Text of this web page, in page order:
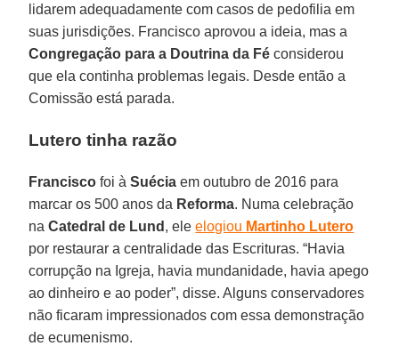
lidarem adequadamente com casos de pedofilia em
suas jurisdições. Francisco aprovou a ideia, mas a
Congregação para a Doutrina da Fé considerou
que ela continha problemas legais. Desde então a
Comissão está parada.
Lutero tinha razão
Francisco foi àSuécia em outubro de 2016 para
marcar os 500 anos da Reforma. Numa celebração
na Catedral de Lund , eleelogiou Martinho Lutero
por restaurar a centralidade das Escrituras. “Havia
corrupção na Igreja, havia mundanidade, havia apego
ao dinheiro e ao poder”, disse. Alguns conservadores
não ficaram impressionados com essa demonstração
de ecumenismo.